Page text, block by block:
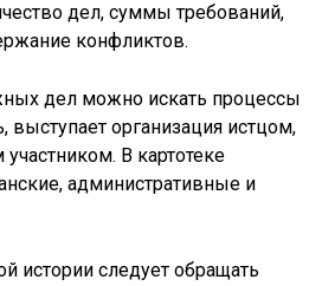
дел, суммы требований,
конфликтов.
дел можно искать процессы
выступает организация истцом,
В картотеке
административные и
истории следует обращать